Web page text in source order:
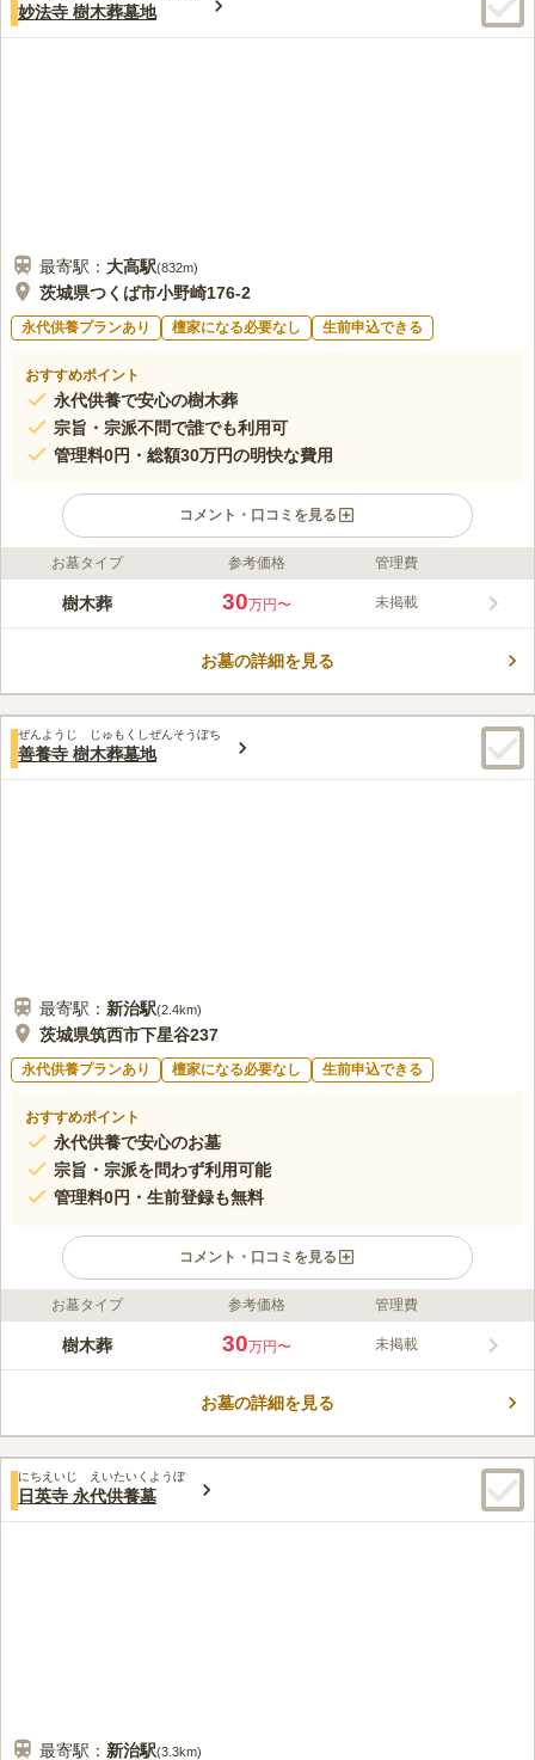
妙法寺 樹木葬墓地
最寄駅： 大高駅(832m)
茨城県つくば市小野崎176-2
永代供養プランあり 檀家になる必要なし 生前申込できる
おすすめポイント
永代供養で安心の樹木葬
宗旨・宗派不問で誰でも利用可
管理料0円・総額30万円の明快な費用
コメント・口コミを見る
ライフドット編集部のコメント
妙法寺 樹木葬墓地は、専用の骨壷で個別に安置し、永代にわた
も不要なため、幅広い方にご利用いただけます。管理料0円・総
口コミ評価
この霊園はまだ誰からも評価されていません。
お墓タイプ 参考価格 管理費
樹木葬 30万円〜 未掲載
お墓の詳細を見る
ぜんようじ じゅもくしぜんそうぼち
善養寺 樹木葬墓地
最寄駅： 新治駅(2.4km)
茨城県筑西市下星谷237
永代供養プランあり 檀家になる必要なし 生前申込できる
おすすめポイント
永代供養で安心のお墓
宗旨・宗派を問わず利用可能
管理料0円・生前登録も無料
コメント・口コミを見る
ライフドット編集部のコメント
善養寺 樹木葬墓地は、専用骨壷に納骨して永代にわたり供養す
不要、ご夫婦やご家族での利用も可能です。管理料0円・生前登
口コミ評価
この霊園はまだ誰からも評価されていません。
お墓タイプ 参考価格 管理費
樹木葬 30万円〜 未掲載
お墓の詳細を見る
にちえいじ えいたいくようぼ
日英寺 永代供養墓
最寄駅： 新治駅(3.3km)